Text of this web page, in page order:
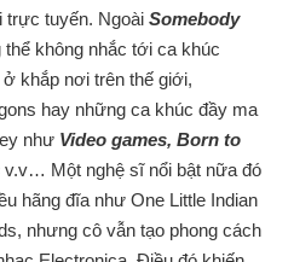
trực tuyến. Ngoài Somebody
thể không nhắc tới ca khúc
khắp nơi trên thế giới,
hay những ca khúc đầy ma
như Video games, Born to
v.v… Một nghệ sĩ nổi bật nữa đó
hãng đĩa như One Little Indian
nhưng cô vẫn tạo phong cách